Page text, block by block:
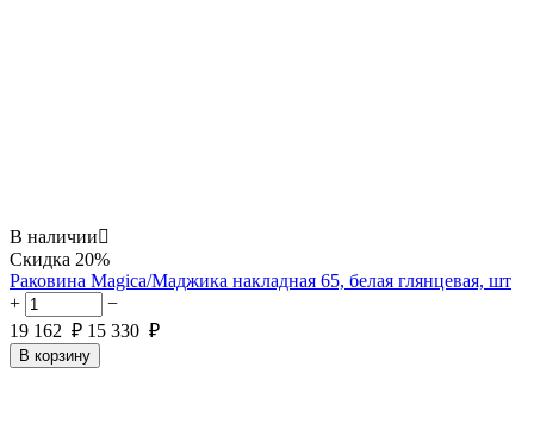
В наличии
Скидка 20%
Раковина Magica/Маджика накладная 65, белая глянцевая, шт
+
−
19 162 ₽ 15 330 ₽
В корзину